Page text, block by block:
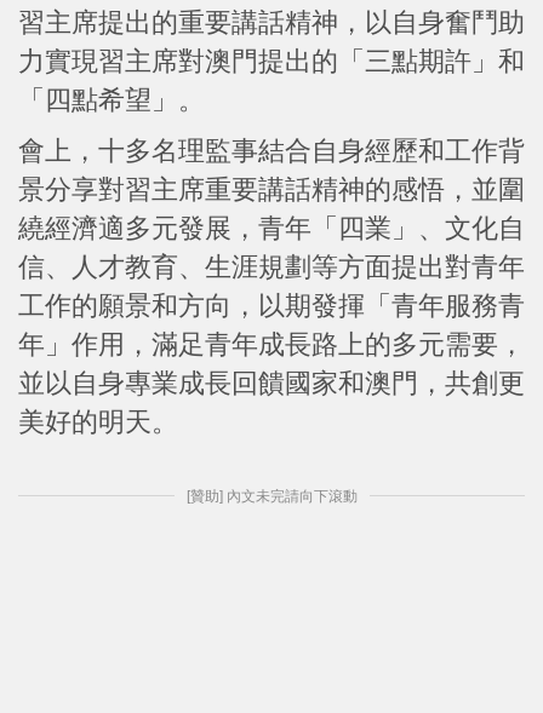
習主席提出的重要講話精神，以自身奮鬥助
力實現習主席對澳門提出的「三點期許」和
「四點希望」。
會上，十多名理監事結合自身經歷和工作背
景分享對習主席重要講話精神的感悟，並圍
繞經濟適多元發展，青年「四業」、文化自
信、人才教育、生涯規劃等方面提出對青年
工作的願景和方向，以期發揮「青年服務青
年」作用，滿足青年成長路上的多元需要，
並以自身專業成長回饋國家和澳門，共創更
美好的明天。
[贊助] 內文未完請向下滾動